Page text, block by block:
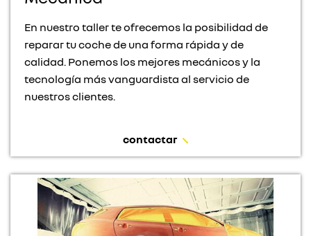
En nuestro taller te ofrecemos la posibilidad de
reparar tu coche de una forma rápida y de
calidad. Ponemos los mejores mecánicos y la
tecnología más vanguardista al servicio de
nuestros clientes.
contactar